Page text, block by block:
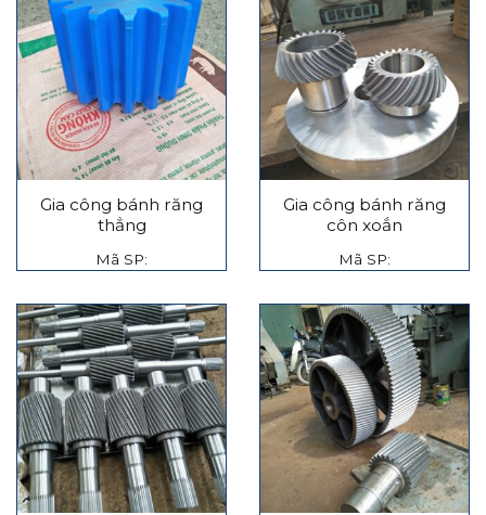
Gia công bánh răng
thẳng
Mã SP:
Gia công bánh răng
côn xoắn
Mã SP: